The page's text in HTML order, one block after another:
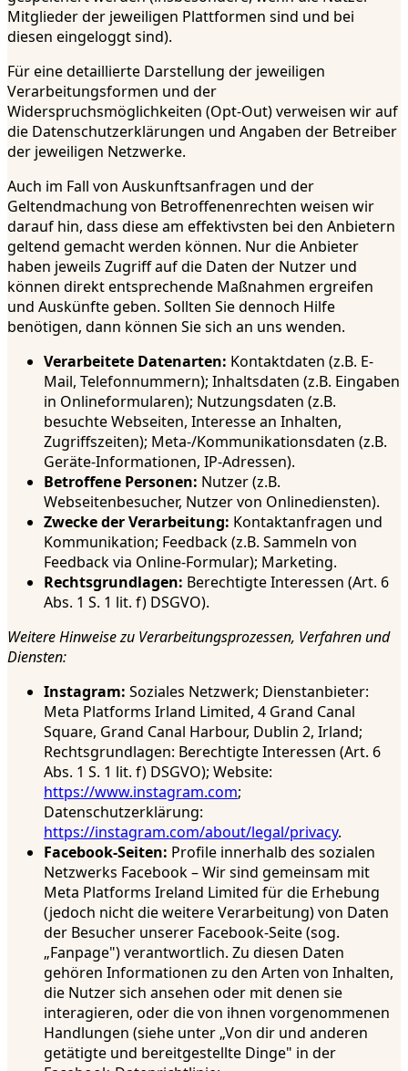
Mitglieder der jeweiligen Plattformen sind und bei
diesen eingeloggt sind).
Für eine detaillierte Darstellung der jeweiligen
Verarbeitungsformen und der
Widerspruchsmöglichkeiten (Opt-Out) verweisen wir auf
die Datenschutzerklärungen und Angaben der Betreiber
der jeweiligen Netzwerke.
Auch im Fall von Auskunftsanfragen und der
Geltendmachung von Betroffenenrechten weisen wir
darauf hin, dass diese am effektivsten bei den Anbietern
geltend gemacht werden können. Nur die Anbieter
haben jeweils Zugriff auf die Daten der Nutzer und
können direkt entsprechende Maßnahmen ergreifen
und Auskünfte geben. Sollten Sie dennoch Hilfe
benötigen, dann können Sie sich an uns wenden.
Verarbeitete Datenarten: Kontaktdaten (z.B. E-
Mail, Telefonnummern); Inhaltsdaten (z.B. Eingaben
in Onlineformularen); Nutzungsdaten (z.B.
besuchte Webseiten, Interesse an Inhalten,
Zugriffszeiten); Meta-/Kommunikationsdaten (z.B.
Geräte-Informationen, IP-Adressen).
Betroffene Personen: Nutzer (z.B.
Webseitenbesucher, Nutzer von Onlinediensten).
Zwecke der Verarbeitung: Kontaktanfragen und
Kommunikation; Feedback (z.B. Sammeln von
Feedback via Online-Formular); Marketing.
Rechtsgrundlagen: Berechtigte Interessen (Art. 6
Abs. 1 S. 1 lit. f) DSGVO).
Weitere Hinweise zu Verarbeitungsprozessen, Verfahren und
Diensten:
Instagram: Soziales Netzwerk; Dienstanbieter:
Meta Platforms Irland Limited, 4 Grand Canal
Square, Grand Canal Harbour, Dublin 2, Irland;
Rechtsgrundlagen: Berechtigte Interessen (Art. 6
Abs. 1 S. 1 lit. f) DSGVO); Website:
https://www.instagram.com;
Datenschutzerklärung:
https://instagram.com/about/legal/privacy.
Facebook-Seiten: Profile innerhalb des sozialen
Netzwerks Facebook – Wir sind gemeinsam mit
Meta Platforms Ireland Limited für die Erhebung
(jedoch nicht die weitere Verarbeitung) von Daten
der Besucher unserer Facebook-Seite (sog.
„Fanpage") verantwortlich. Zu diesen Daten
gehören Informationen zu den Arten von Inhalten,
die Nutzer sich ansehen oder mit denen sie
interagieren, oder die von ihnen vorgenommenen
Handlungen (siehe unter „Von dir und anderen
getätigte und bereitgestellte Dinge" in der